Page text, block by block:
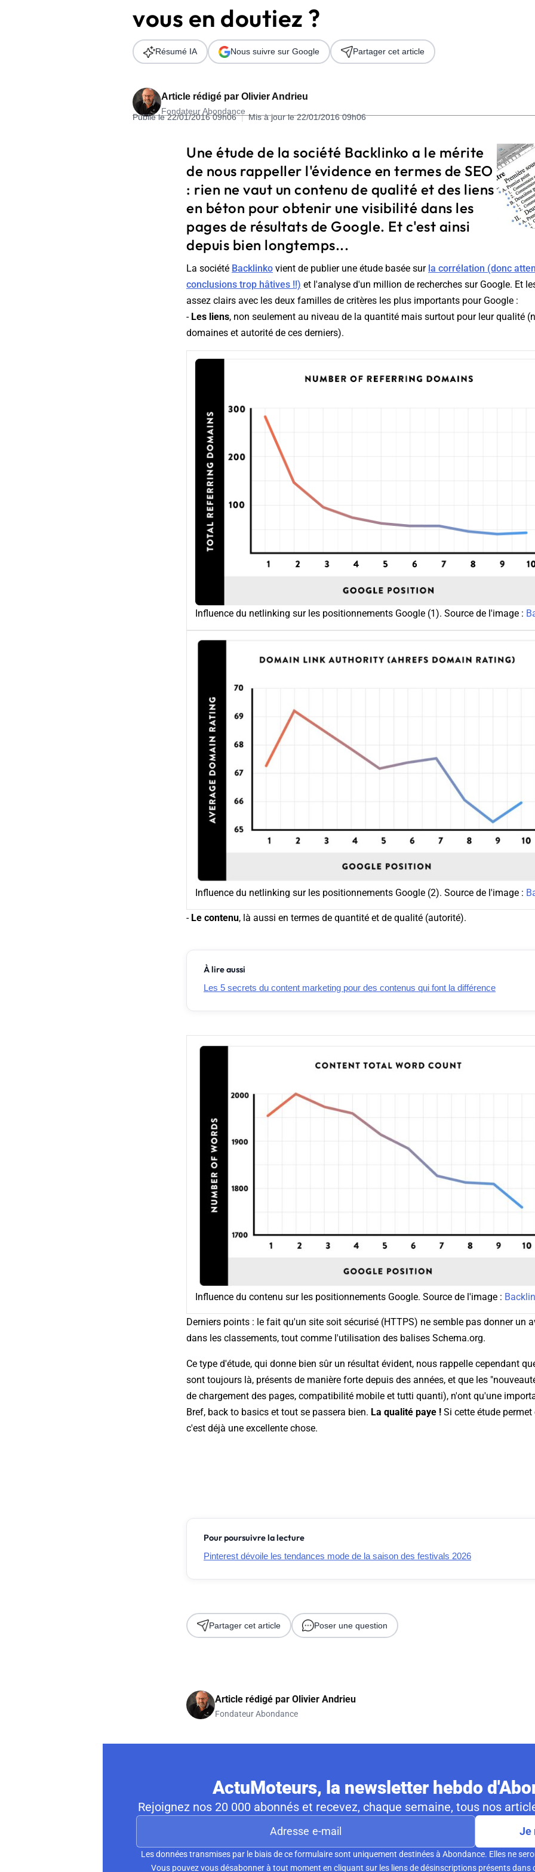
Télécharger l'Ebook
Formation SEO & GEO - Edition 2026
vous en doutiez ?
Article rédigé par Olivier Andrieu
Fondateur Abondance
Publié le 22/01/2016 09h06 | Mis à jour le 22/01/2016 09h06
Résumé IA Nous suivre sur Google Partager cet article
Une étude de la société Backlinko a le mérite
de nous rappeller l'évidence en termes de SEO
: rien ne vaut un contenu de qualité et des liens
en béton pour obtenir une visibilité dans les
pages de résultats de Google. Et c'est ainsi
depuis bien longtemps...
La société Backlinko vient de publier une étude basée sur la corrélation (donc
conclusions trop hâtives !!) et l'analyse d'un million de recherches sur Google. Et
assez clairs avec les deux familles de critères les plus importants pour Google :
- Les liens, non seulement au niveau de la quantité mais surtout pour leur qualité
domaines et autorité de ces derniers).
Influence du netlinking sur les positionnements Google (1). Source de l'image :
Influence du netlinking sur les positionnements Google (2). Source de l'image :
- Le contenu, là aussi en termes de quantité et de qualité (autorité).
À lire aussi
Les 5 secrets du content marketing pour des contenus qui font la différence
Influence du contenu sur les positionnements Google. Source de l'image :
Derniers points : le fait qu'un site soit sécurisé (HTTPS) ne semble pas donner un
dans les classements, tout comme l'utilisation des balises Schema.org.
Ce type d'étude, qui donne bien sûr un résultat évident, nous rappelle cependant
sont toujours là, présents de manière forte depuis des années, et que les
de chargement des pages, compatibilité mobile et tutti quanti), n'ont qu'une
Bref, back to basics et tout se passera bien. La qualité paye ! Si cette étude permet
c'est déjà une excellente chose.
Pour poursuivre la lecture
Pinterest dévoile les tendances mode de la saison des festivals 2026
Partager cet article Poser une question
Article rédigé par Olivier Andrieu
Fondateur Abondance
ActuMoteurs, la newsletter hebdo
Rejoignez nos 20 000 abonnés et recevez, chaque semaine, tous nos
Je
Les données transmises par le biais de ce formulaire sont uniquement destinées à Abondance. Elles ne
Vous pouvez vous désabonner à tout moment en cliquant sur les liens de désinscriptions présents dans